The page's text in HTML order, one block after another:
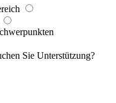
Sie Unterstützung?